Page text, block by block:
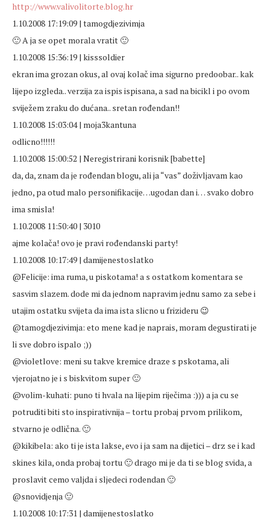
http://www.valivolitorte.blog.hr
1.10.2008 17:19:09 | tamogdjezivimja
🙂 A ja se opet morala vratit 🙂
1.10.2008 15:36:19 | kisssoldier
ekran ima grozan okus, al ovaj kolač ima sigurno predoobar.. kak
lijepo izgleda.. verzija za ispis ispisana, a sad na bicikl i po ovom
sviježem zraku do dućana.. sretan rođendan!!
1.10.2008 15:03:04 | moja3kantuna
odlicno!!!!!!
1.10.2008 15:00:52 | Neregistrirani korisnik [babette]
da, da, znam da je rođendan blogu, ali ja “vas” doživljavam kao
jedno, pa otud malo personifikacije…ugodan dan i… svako dobro
ima smisla!
1.10.2008 11:50:40 | 3010
ajme kolača! ovo je pravi rođendanski party!
1.10.2008 10:17:49 | damijenestoslatko
@Felicije: ima ruma, u piskotama! a s ostatkom komentara se
sasvim slazem. dode mi da jednom napravim jednu samo za sebe i
utajim ostatku svijeta da ima ista slicno u frizideru 😉
@tamogdjezivimja: eto mene kad je naprais, moram degustirati je
li sve dobro ispalo ;))
@violetlove: meni su takve kremice draze s pskotama, ali
vjerojatno je i s biskvitom super 🙂
@volim-kuhati: puno ti hvala na lijepim riječima :))) a ja cu se
potruditi biti sto inspirativnija – tortu probaj prvom prilikom,
stvarno je odlična. 🙂
@kikibela: ako ti je ista lakse, evo i ja sam na dijetici – drz se i kad
skines kila, onda probaj tortu 🙂 drago mi je da ti se blog svida, a
proslavit cemo valjda i sljedeci rodendan 🙂
@snovidjenja 🙂
1.10.2008 10:17:31 | damijenestoslatko